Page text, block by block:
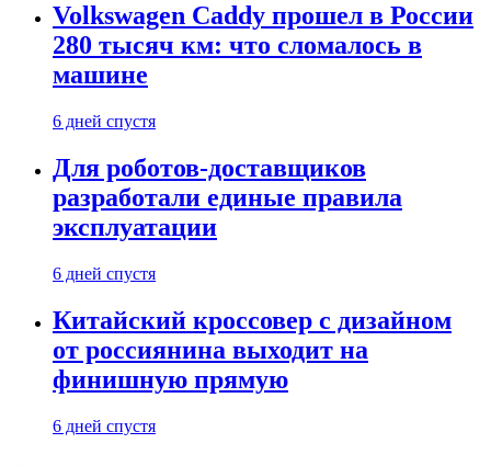
Volkswagen Caddy прошел в России
280 тысяч км: что сломалось в
машине
6 дней спустя
Для роботов-доставщиков
разработали единые правила
эксплуатации
6 дней спустя
Китайский кроссовер с дизайном
от россиянина выходит на
финишную прямую
6 дней спустя